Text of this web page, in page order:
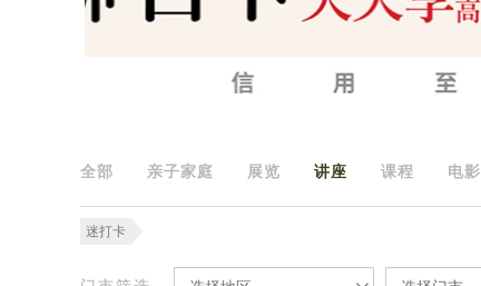
全部 亲子家庭 展览 讲座 课程 电影
迷打卡